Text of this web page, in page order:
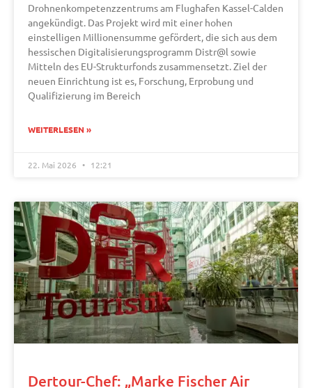
Drohnenkompetenzzentrums am Flughafen Kassel-Calden
angekündigt. Das Projekt wird mit einer hohen
einstelligen Millionensumme gefördert, die sich aus dem
hessischen Digitalisierungsprogramm Distr@l sowie
Mitteln des EU-Strukturfonds zusammensetzt. Ziel der
neuen Einrichtung ist es, Forschung, Erprobung und
Qualifizierung im Bereich
WEITERLESEN »
22. Mai 2026 12:21
Dertour-Chef: „Marke Fischer Air